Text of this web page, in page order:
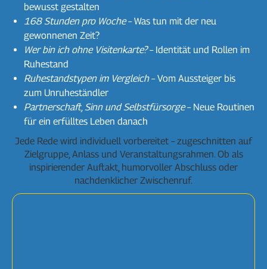
bewusst gestalten
168 Stunden pro Woche– Was tun mit der neu
gewonnenen Zeit?
Wer bin ich ohne Visitenkarte?– Identität und Rollen im
Ruhestand
Ruhestandstypen im Vergleich– Vom Aussteiger bis
zum Unruheständler
Partnerschaft, Sinn und Selbstfürsorge– Neue Routinen
für ein erfülltes Leben danach
Jede Rede wird individuell vorbereitet – zugeschnitten auf
Zielgruppe, Anlass und Veranstaltungsrahmen. Ob als
inspirierender Auftakt, humorvoller Abschluss oder
nachdenklicher Zwischenruf.